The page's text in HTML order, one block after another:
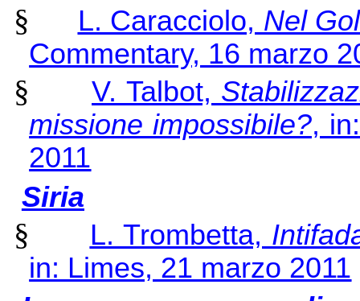
§ L. Caracciolo, Nel
Commentary, 16 marzo
§ V. Talbot,
missione impossibile?,
2011
Siria
§ L. Trombetta,
in: Limes, 21 marzo 2011